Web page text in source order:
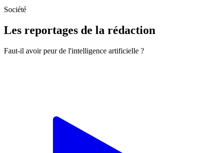
Société
Les reportages de la rédaction
Faut-il avoir peur de l'intelligence artificielle ?